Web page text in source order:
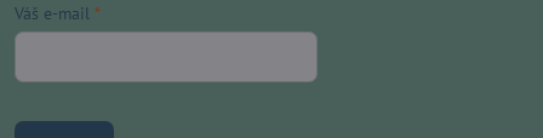
Váš e-mail *